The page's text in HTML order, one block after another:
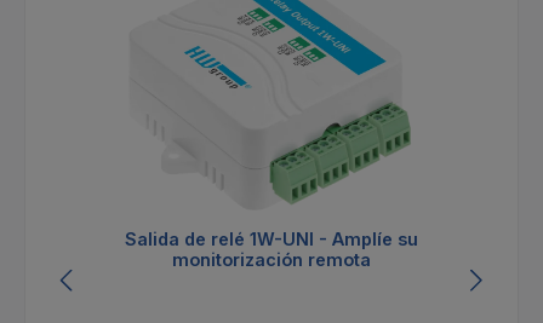
Salida de relé 1W-UNI - Amplíe su
monitorización remota